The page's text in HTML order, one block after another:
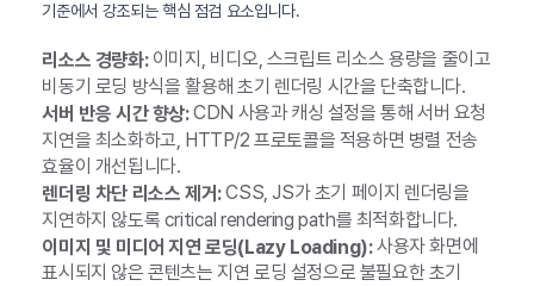
기준에서 강조되는 핵심 점검 요소입니다.
리소스 경량화:이미지, 비디오, 스크립트 리소스 용량을 줄이고
비동기 로딩 방식을 활용해 초기 렌더링 시간을 단축합니다.
서버 반응 시간 향상:CDN 사용과 캐싱 설정을 통해 서버 요청
지연을 최소화하고, HTTP/2 프로토콜을 적용하면 병렬 전송
효율이 개선됩니다.
렌더링 차단 리소스 제거:CSS, JS가 초기 페이지 렌더링을
지연하지 않도록 critical rendering path를 최적화합니다.
이미지 및 미디어 지연 로딩(Lazy Loading):사용자 화면에
표시되지 않은 콘텐츠는 지연 로딩 설정으로 불필요한 초기